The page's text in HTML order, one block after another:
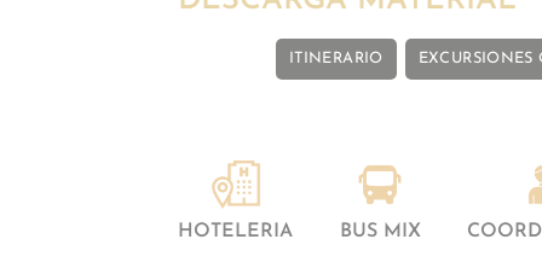
ITINERARIO
HOTELERIA BUS MIX